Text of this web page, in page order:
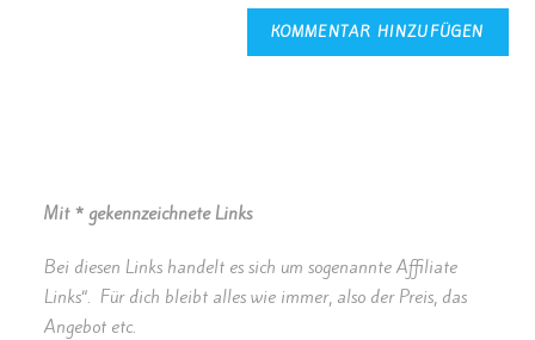
Mit * gekennzeichnete Links
Bei diesen Links handelt es sich um sogenannte Affiliate
Links“. Für dich bleibt alles wie immer, also der Preis, das
Angebot etc.